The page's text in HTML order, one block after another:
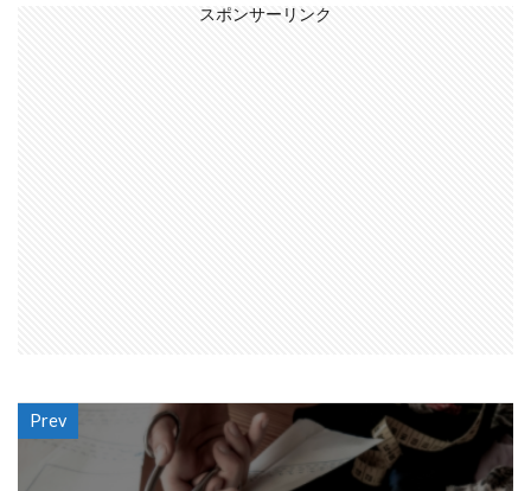
スポンサーリンク
Prev